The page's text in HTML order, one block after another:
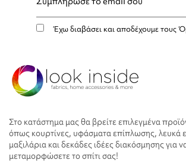
Έχω διαβάσει και αποδέχουμε τους
Στο κατάστημα μας θα βρείτε επιλεγμένα
όπως κουρτίνες, υφάσματα επίπλωσης, λευκά
μαξιλάρια και δεκάδες ιδέες διακόσμησης για
μεταμορφώσετε το σπίτι σας!